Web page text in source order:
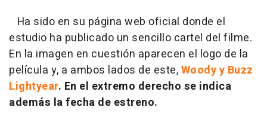
Ha sido en su página web oficial donde el
estudio ha publicado un sencillo cartel del filme.
En la imagen en cuestión aparecen el logo de la
película y, a ambos lados de este,Woody y Buzz
Lightyear. En el extremo derecho se indica
además la fecha de estreno.